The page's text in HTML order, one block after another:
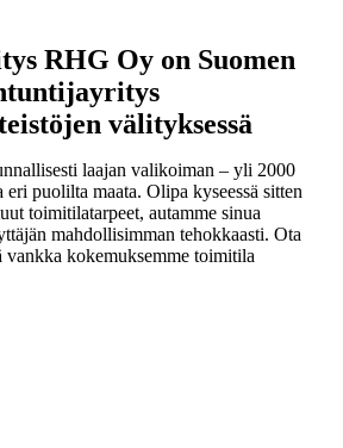
RHG Oy on Suomen
välityksessä
laajan valikoiman – yli 2000
puolilta maata. Olipa kyseessä sitten
toimitilatarpeet, autamme sinua
mahdollisimman tehokkaasti. Ota
vankka kokemuksemme toimitila